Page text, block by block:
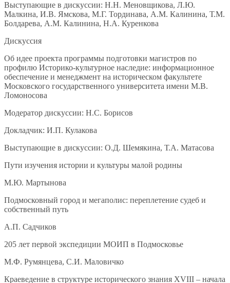
Выступающие в дискуссии: Н.Н. Меновщикова, Л.Ю.
Малкина, И.В. Ямскова, М.Г. Тординава, А.М. Калинина, Т.М.
Болдарева, А.М. Калинина, Н.А. Куренкова
Дискуссия
Об идее проекта программы подготовки магистров по
профилю Историко-культурное наследие: информационное
обеспечение и менеджмент на историческом факультете
Московского государственного университета имени М.В.
Ломоносова
Модератор дискуссии: Н.С. Борисов
Докладчик: И.П. Кулакова
Выступающие в дискуссии: О.Д. Шемякина, Т.А. Матасова
Пути изучения истории и культуры малой родины
М.Ю. Мартынова
Подмосковный город и мегаполис: переплетение судеб и
собственный путь
А.П. Садчиков
205 лет первой экспедиции МОИП в Подмосковье
М.Ф. Румянцева, С.И. Маловичко
Краеведение в структуре исторического знания XVIII – начала